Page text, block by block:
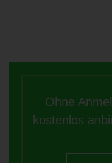
Ohne
kostenlos